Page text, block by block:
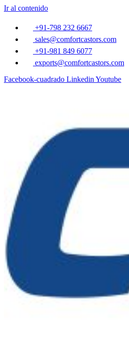
Ir al contenido
+91-798 232 6667
sales@comfortcastors.com
+91-981 849 6077
exports@comfortcastors.com
Facebook-cuadrado Linkedin Youtube